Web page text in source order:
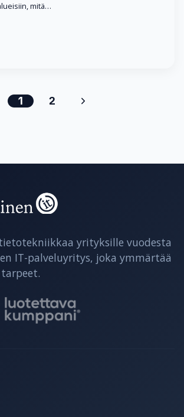
mitä…
1 2
Seuraava
yrityksille vuodesta
IT-palveluyritys, joka ymmärtää